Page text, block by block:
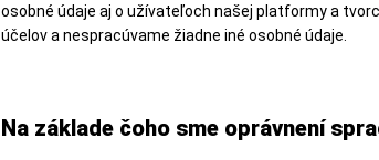
osobné údaje aj o užívateľoch našej platformy a
účelov a nespracúvame žiadne iné osobné údaje.
Na základe čoho sme oprávnení